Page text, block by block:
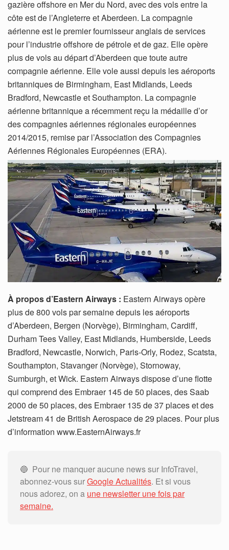
gazière offshore en Mer du Nord, avec des vols entre la
côte est de l’Angleterre et Aberdeen. La compagnie
aérienne est le premier fournisseur anglais de services
pour l’industrie offshore de pétrole et de gaz. Elle opère
plus de vols au départ d’Aberdeen que toute autre
compagnie aérienne. Elle vole aussi depuis les aéroports
britanniques de Birmingham, East Midlands, Leeds
Bradford, Newcastle et Southampton. La compagnie
aérienne britannique a récemment reçu la médaille d’or
des compagnies aériennes régionales européennes
2014/2015, remise par l’Association des Compagnies
Aériennes Régionales Européennes (ERA).
À propos d’Eastern Airways : Eastern Airways opère
plus de 800 vols par semaine depuis les aéroports
d’Aberdeen, Bergen (Norvège), Birmingham, Cardiff,
Durham Tees Valley, East Midlands, Humberside, Leeds
Bradford, Newcastle, Norwich, Paris-Orly, Rodez, Scatsta,
Southampton, Stavanger (Norvège), Stornoway,
Sumburgh, et Wick. Eastern Airways dispose d’une flotte
qui comprend des Embraer 145 de 50 places, des Saab
2000 de 50 places, des Embraer 135 de 37 places et des
Jetstream 41 de British Aerospace de 29 places. Pour plus
d’information www.EasternAirways.fr
🔵 Pour ne manquer aucune news sur InfoTravel,
abonnez-vous surGoogle Actualités. Et si vous
nous adorez, on a une newsletter une fois par
semaine.